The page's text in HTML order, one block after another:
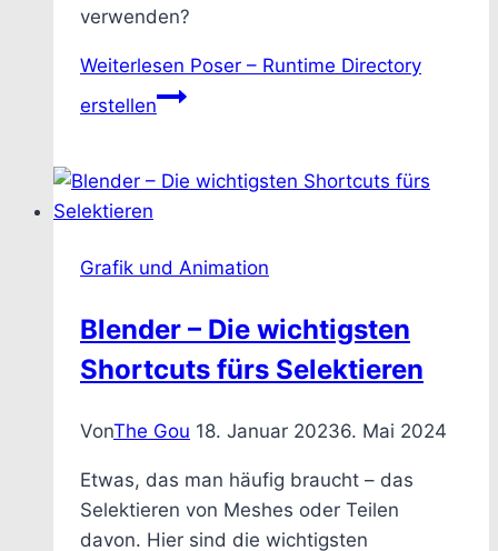
verwenden?
Weiterlesen Poser – Runtime Directory
erstellen
Grafik und Animation
Blender – Die wichtigsten
Shortcuts fürs Selektieren
VonThe Gou 18. Januar 20236. Mai 2024
Etwas, das man häufig braucht – das
Selektieren von Meshes oder Teilen
davon. Hier sind die wichtigsten